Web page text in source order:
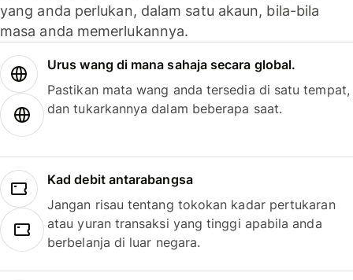
yang anda perlukan, dalam satu akaun, bila-bila
masa anda memerlukannya.
Urus wang di mana sahaja secara global.
Pastikan mata wang anda tersedia di satu tempat,
dan tukarkannya dalam beberapa saat.
Kad debit antarabangsa
Jangan risau tentang tokokan kadar pertukaran
atau yuran transaksi yang tinggi apabila anda
berbelanja di luar negara.